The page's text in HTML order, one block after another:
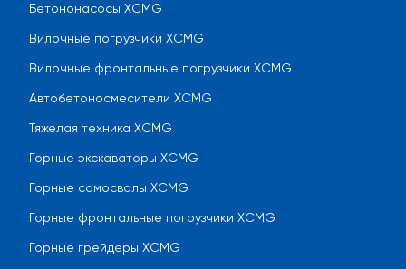
Бетононасосы XCMG
Вилочные погрузчики XCMG
Вилочные фронтальные погрузчики XCMG
Автобетоносмесители XCMG
Тяжелая техника XCMG
Горные экскаваторы XCMG
Горные самосвалы XCMG
Горные фронтальные погрузчики XCMG
Горные грейдеры XCMG